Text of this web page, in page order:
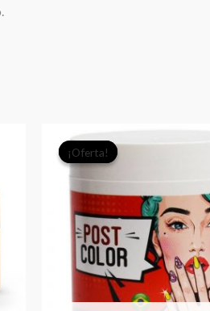
¡Oferta!
¡Oferta!
El
precio
era:
$14.990.
es: